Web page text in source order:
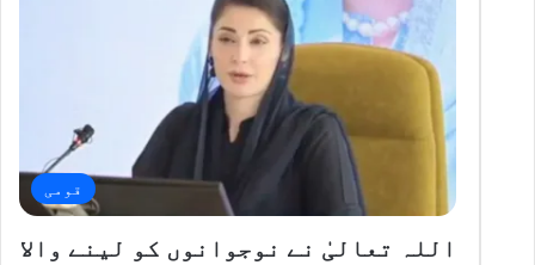
قومی
اللہ تعالیٰ نے نوجوانوں کو لینے والا